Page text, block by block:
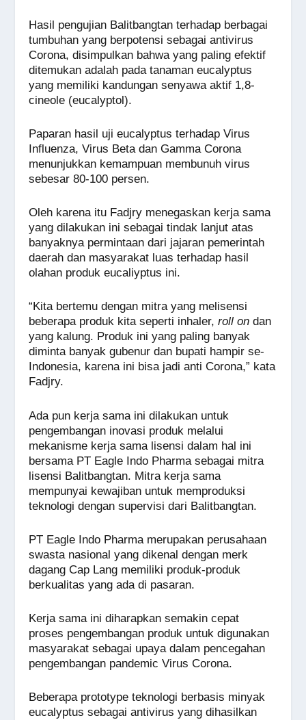
Hasil pengujian Balitbangtan terhadap berbagai
tumbuhan yang berpotensi sebagai antivirus
Corona, disimpulkan bahwa yang paling efektif
ditemukan adalah pada tanaman eucalyptus
yang memiliki kandungan senyawa aktif 1,8-
cineole (eucalyptol).
Paparan hasil uji eucalyptus terhadap Virus
Influenza, Virus Beta dan Gamma Corona
menunjukkan kemampuan membunuh virus
sebesar 80-100 persen.
Oleh karena itu Fadjry menegaskan kerja sama
yang dilakukan ini sebagai tindak lanjut atas
banyaknya permintaan dari jajaran pemerintah
daerah dan masyarakat luas terhadap hasil
olahan produk eucaliyptus ini.
“Kita bertemu dengan mitra yang melisensi
beberapa produk kita seperti inhaler,roll on dan
yang kalung. Produk ini yang paling banyak
diminta banyak gubenur dan bupati hampir se-
Indonesia, karena ini bisa jadi anti Corona,” kata
Fadjry.
Ada pun kerja sama ini dilakukan untuk
pengembangan inovasi produk melalui
mekanisme kerja sama lisensi dalam hal ini
bersama PT Eagle Indo Pharma sebagai mitra
lisensi Balitbangtan. Mitra kerja sama
mempunyai kewajiban untuk memproduksi
teknologi dengan supervisi dari Balitbangtan.
PT Eagle Indo Pharma merupakan perusahaan
swasta nasional yang dikenal dengan merk
dagang Cap Lang memiliki produk-produk
berkualitas yang ada di pasaran.
Kerja sama ini diharapkan semakin cepat
proses pengembangan produk untuk digunakan
masyarakat sebagai upaya dalam pencegahan
pengembangan pandemic Virus Corona.
Beberapa prototype teknologi berbasis minyak
eucalyptus sebagai antivirus yang dihasilkan